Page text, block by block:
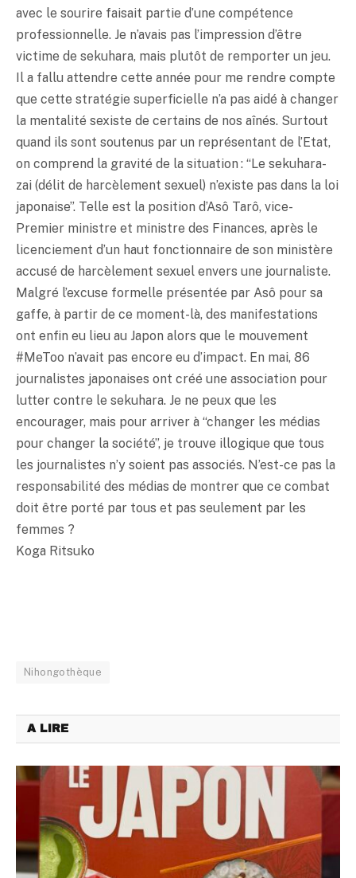
avec le sourire faisait partie d’une compétence
professionnelle. Je n’avais pas l’impression d’être
victime de sekuhara, mais plutôt de remporter un jeu.
Il a fallu attendre cette année pour me rendre compte
que cette stratégie superficielle n’a pas aidé à changer
la mentalité sexiste de certains de nos aînés. Surtout
quand ils sont soutenus par un représentant de l’Etat,
on comprend la gravité de la situation : “Le sekuhara-
zai (délit de harcèlement sexuel) n’existe pas dans la loi
japonaise”. Telle est la position d’Asô Tarô, vice-
Premier ministre et ministre des Finances, après le
licenciement d’un haut fonctionnaire de son ministère
accusé de harcèlement sexuel envers une journaliste.
Malgré l’excuse formelle présentée par Asô pour sa
gaffe, à partir de ce moment-là, des manifestations
ont enfin eu lieu au Japon alors que le mouvement
#MeToo n’avait pas encore eu d’impact. En mai, 86
journalistes japonaises ont créé une association pour
lutter contre le sekuhara. Je ne peux que les
encourager, mais pour arriver à “changer les médias
pour changer la société”, je trouve illogique que tous
les journalistes n’y soient pas associés. N’est-ce pas la
responsabilité des médias de montrer que ce combat
doit être porté par tous et pas seulement par les
femmes ?
Koga Ritsuko
Nihongothèque
A LIRE